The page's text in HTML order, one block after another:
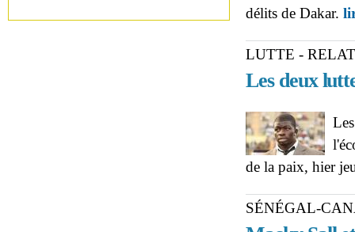
délits de Dakar.
LUTTE -
Les deux
de la paix, hier
SÉNÉGAL-